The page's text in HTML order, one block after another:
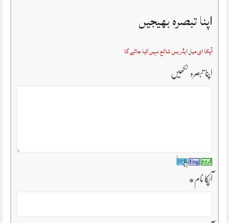
اپنا تبصرہ بھیجیں
آپکا ای میل ایڈریس شائع نہیں کیا جائے گا
اپنا تبصرہ لکھیں
آپکا نام*